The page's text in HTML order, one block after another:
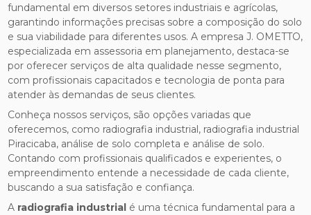
fundamental em diversos setores industriais e agrícolas,
garantindo informações precisas sobre a composição do solo
e sua viabilidade para diferentes usos. A empresa J. OMETTO,
especializada em assessoria em planejamento, destaca-se
por oferecer serviços de alta qualidade nesse segmento,
com profissionais capacitados e tecnologia de ponta para
atender às demandas de seus clientes.
Conheça nossos serviços, são opções variadas que
oferecemos, como radiografia industrial, radiografia industrial
Piracicaba, análise de solo completa e análise de solo.
Contando com profissionais qualificados e experientes, o
empreendimento entende a necessidade de cada cliente,
buscando a sua satisfação e confiança.
A radiografia industrial é uma técnica fundamental para a